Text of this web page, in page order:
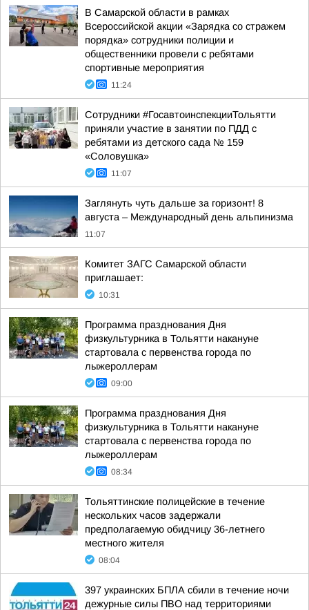
В Самарской области в рамках
Всероссийской акции «Зарядка со стражем
порядка» сотрудники полиции и
общественники провели с ребятами
спортивные мероприятия
11:24
Сотрудники #ГосавтоинспекцииТольятти
приняли участие в занятии по ПДД с
ребятами из детского сада № 159
«Соловушка»
11:07
Заглянуть чуть дальше за горизонт! 8
августа – Международный день альпинизма
11:07
Комитет ЗАГС Самарской области
приглашает:
10:31
Программа празднования Дня
физкультурника в Тольятти накануне
стартовала с первенства города по
лыжероллерам
09:00
Программа празднования Дня
физкультурника в Тольятти накануне
стартовала с первенства города по
лыжероллерам
08:34
Тольяттинские полицейские в течение
нескольких часов задержали
предполагаемую обидчицу 36-летнего
местного жителя
08:04
397 украинских БПЛА сбили в течение ночи
дежурные силы ПВО над территориями